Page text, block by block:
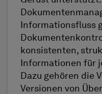
Informationsfluss
konsistenten,
Informationen für
Dazu gehören die
Versionen von